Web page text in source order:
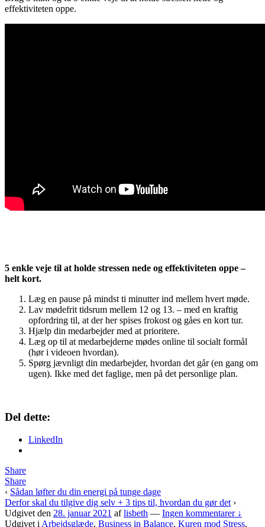
effektiviteten oppe.
5 enkle veje til at holde stressen nede og effektiviteten oppe –
helt kort.
Læg en pause på mindst ti minutter ind mellem hvert møde.
Lav mødefrit tidsrum mellem 12 og 13. – med en kraftig
opfordring til, at der her spises frokost og gåes en kort tur.
Hjælp din medarbejder med at prioritere.
Læg op til at medarbejderne mødes online til socialt formål
(hør i videoen hvordan).
Spørg jævnligt din medarbejder, hvordan det går (en gang om
ugen). Ikke med det faglige, men på det personlige plan.
Del dette:
LinkedIn
Share
Share
‹ Sådan løfter du din energi på tunge dage
Derfor skal du tilgive dig selv + 3 tips til, hvordan du gør det ›
Udgivet den 28. januar 2021 aflisbeth — Ingen kommentarer ↓
Udgivet i Arbejdsglæde, Business in Balance, Kuren mod Stress,